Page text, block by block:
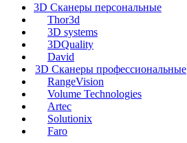
3D Сканеры персональные
Thor3d
3D systems
3DQuality
David
3D Сканеры профессиональные
RangeVision
Volume Technologies
Artec
Solutionix
Faro